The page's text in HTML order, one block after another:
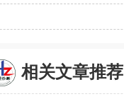
相关文章推荐